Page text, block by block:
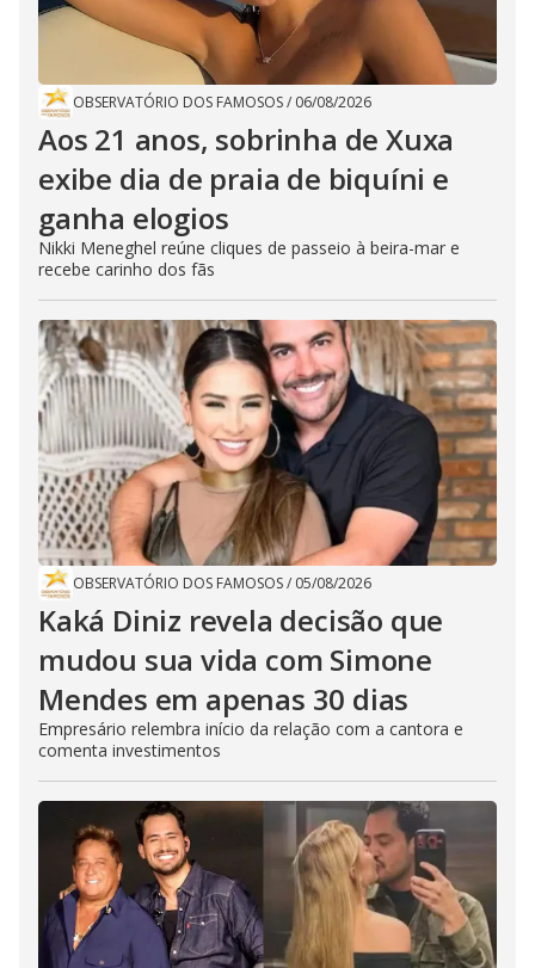
OBSERVATÓRIO DOS FAMOSOS/ 06/08/2026
Aos 21 anos, sobrinha de Xuxa
exibe dia de praia de biquíni e
ganha elogios
Nikki Meneghel reúne cliques de passeio à beira-mar e
recebe carinho dos fãs
OBSERVATÓRIO DOS FAMOSOS/ 05/08/2026
Kaká Diniz revela decisão que
mudou sua vida com Simone
Mendes em apenas 30 dias
Empresário relembra início da relação com a cantora e
comenta investimentos